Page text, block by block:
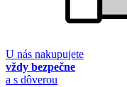
U nás nakupujete
vždy bezpečne
a s dôverou